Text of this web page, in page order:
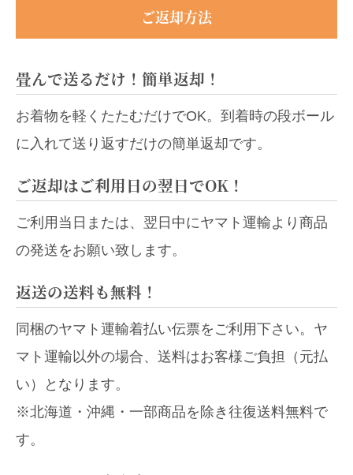
ご返却方法
畳んで送るだけ！簡単返却！
お着物を軽くたたむだけでOK。到着時の段ボール
に入れて送り返すだけの簡単返却です。
ご返却はご利用日の翌日でOK！
ご利用当日または、翌日中にヤマト運輸より商品
の発送をお願い致します。
返送の送料も無料！
同梱のヤマト運輸着払い伝票をご利用下さい。ヤ
マト運輸以外の場合、送料はお客様ご負担（元払
い）となります。
※北海道・沖縄・一部商品を除き往復送料無料で
す。